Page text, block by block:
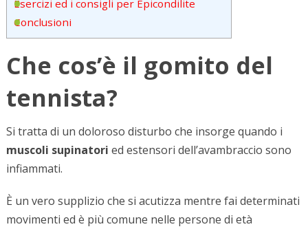
Esercizi ed i consigli per Epicondilite
Conclusioni
Che cos’è il gomito del
tennista?
Si tratta di un doloroso disturbo che insorge quando i
muscoli supinatori ed estensori dell’avambraccio sono
infiammati.
È un vero supplizio che si acutizza mentre fai determinati
movimenti ed è più comune nelle persone di età